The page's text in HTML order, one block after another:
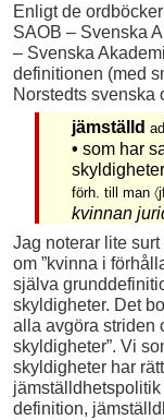
Enligt de
SAOB – Svenska
– Svenska
definitionen (med
Norstedts svenska
jämställd
• som har
skyldigheter
förh. till man
kvinnan
Jag noterar lite
om ”kvinna i
själva
skyldigheter. Det
alla avgöra striden
skyldigheter”. Vi
skyldigheter har
definition,